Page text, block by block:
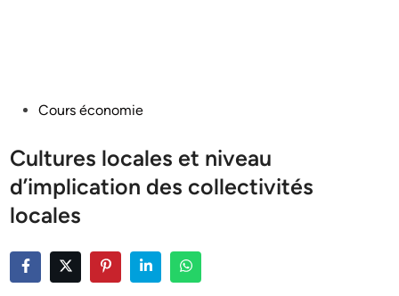
PostedCours économie
Cultures locales et niveau
d’implication des collectivités
locales